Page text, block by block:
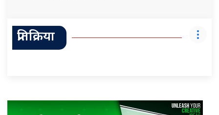
प्रतिक्रिया